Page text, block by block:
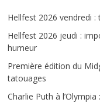
Hellfest 2026 vendredi
Hellfest 2026 jeudi :
humeur
Première édition du
tatouages
Charlie Puth à